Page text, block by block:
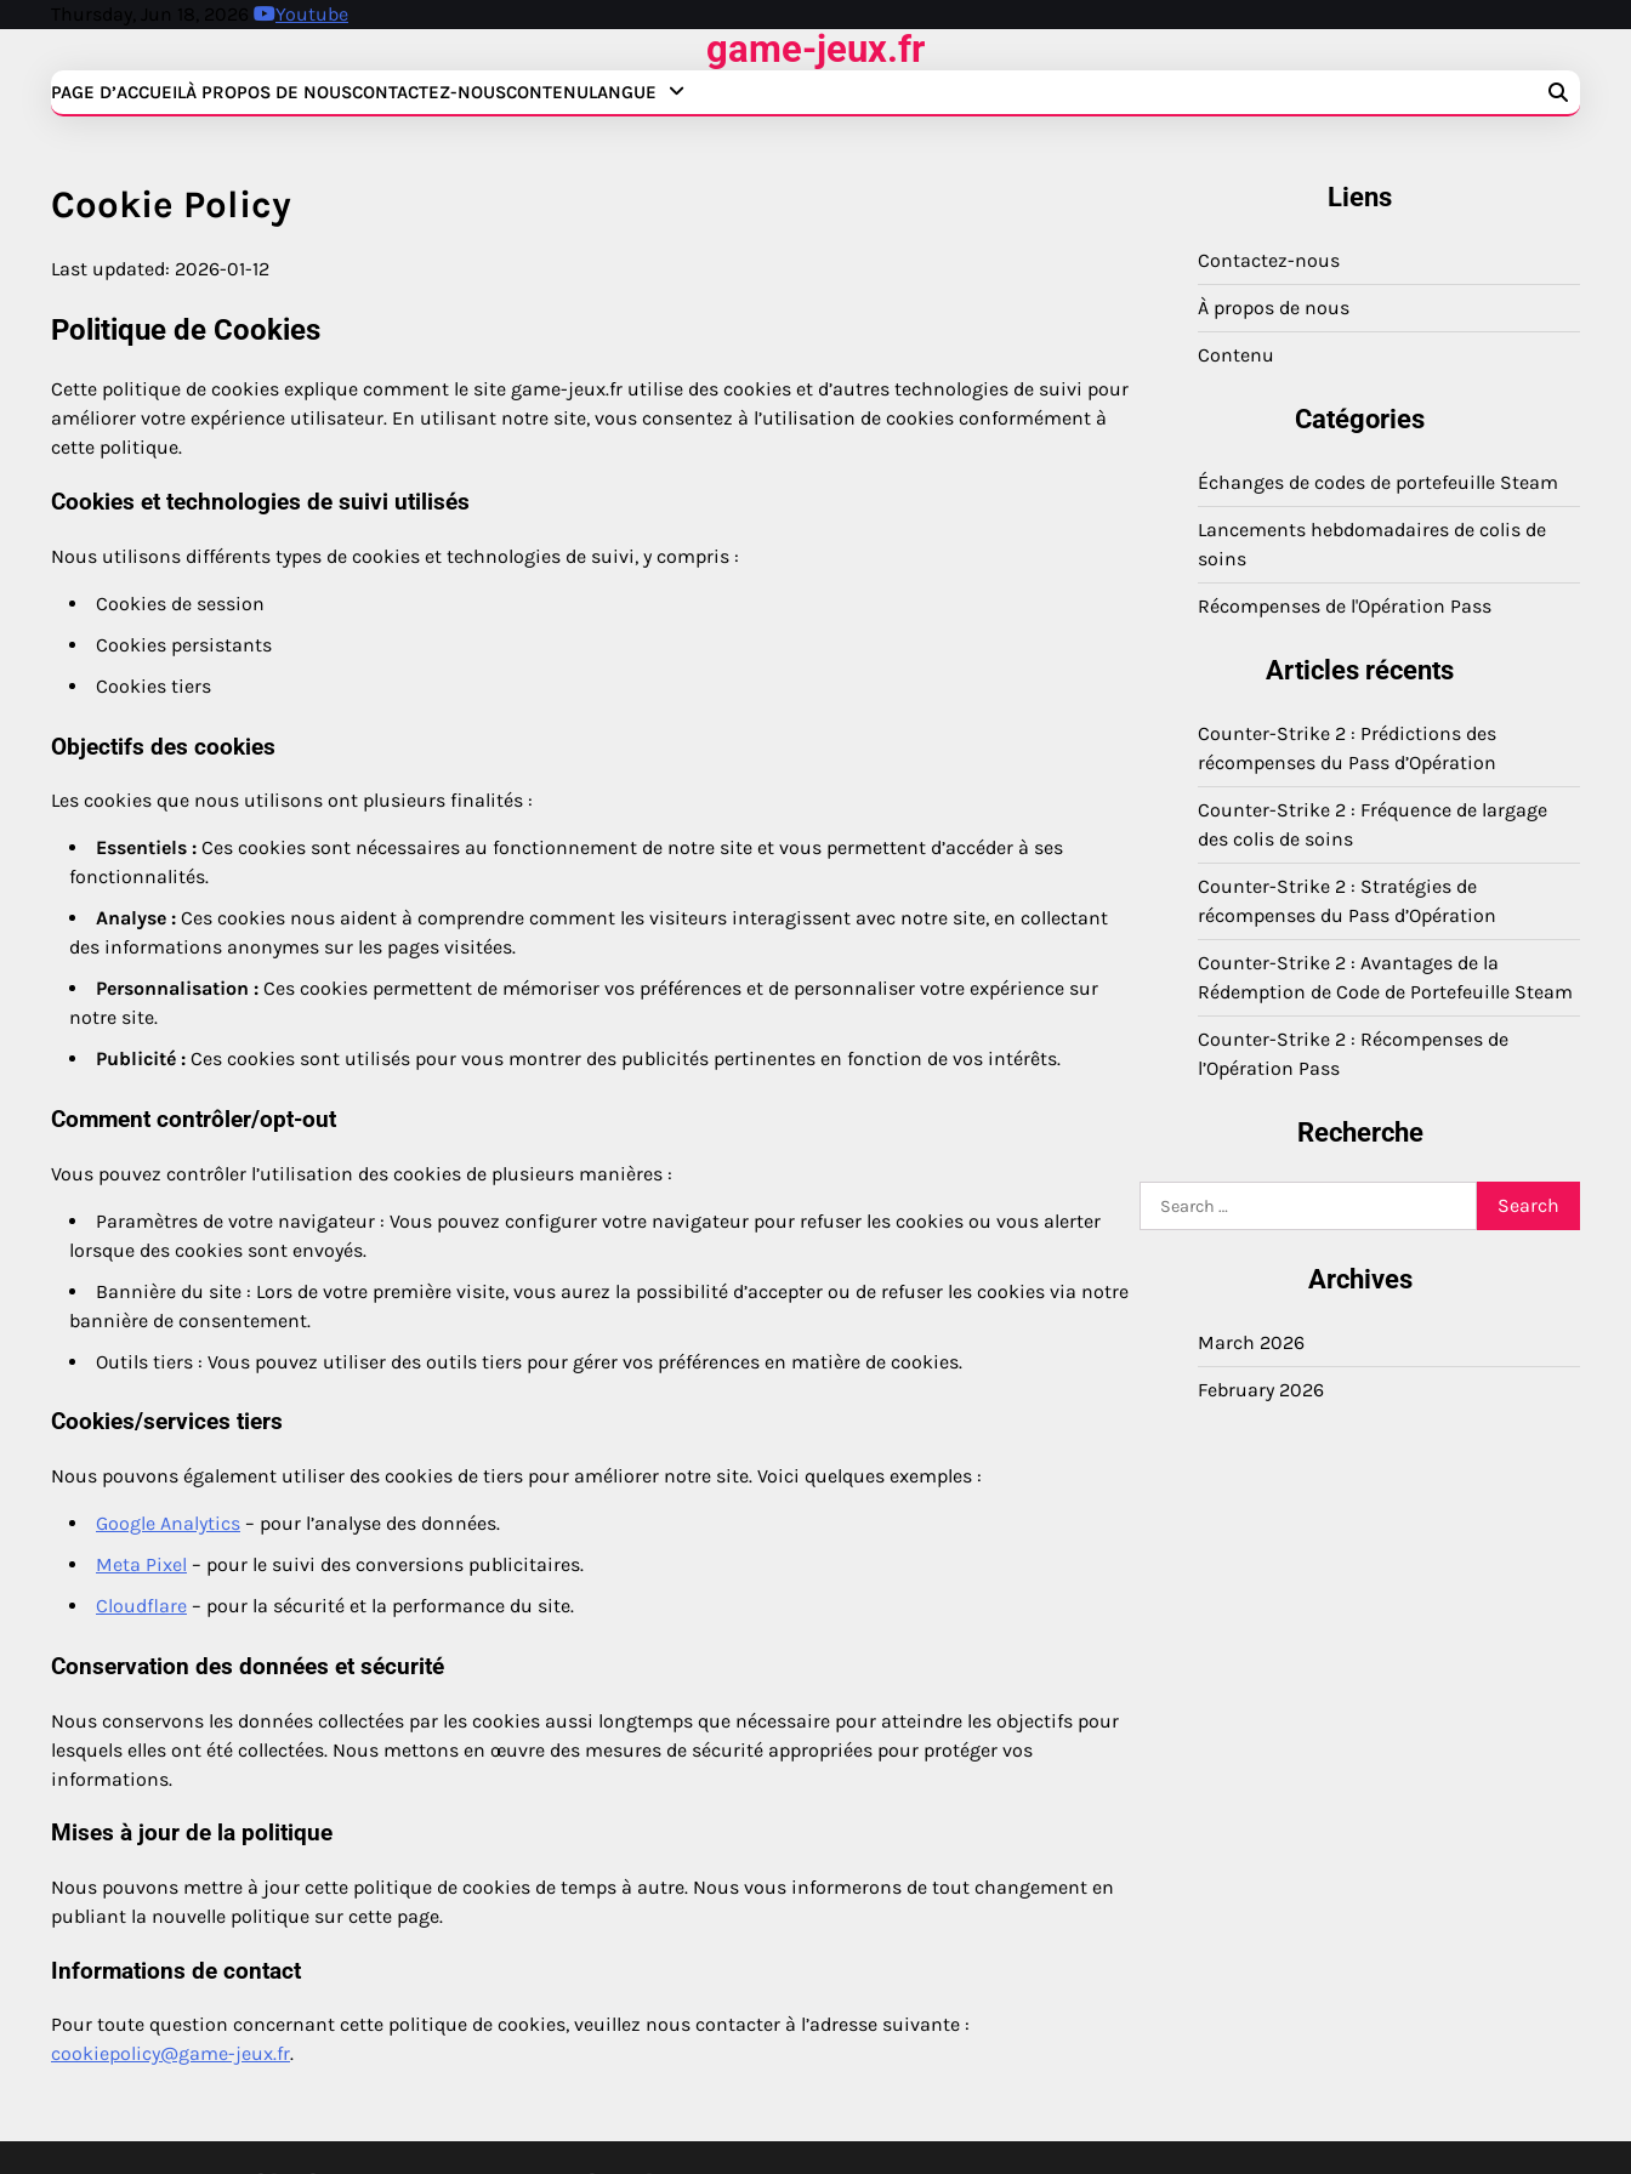
Thursday, Jun 18, 2026 Youtube
game-jeux.fr
PAGE D’ACCUEILÀ PROPOS DE NOUSCONTACTEZ-NOUSCONTENULANGUE
Cookie Policy
Last updated: 2026-01-12
Politique de Cookies
Cette politique de cookies explique comment le site game-jeux.fr utilise des cookies et d’autres technologies de suivi pour
améliorer votre expérience utilisateur. En utilisant notre site, vous consentez à l’utilisation de cookies conformément à
cette politique.
Cookies et technologies de suivi utilisés
Nous utilisons différents types de cookies et technologies de suivi, y compris :
Cookies de session
Cookies persistants
Cookies tiers
Objectifs des cookies
Les cookies que nous utilisons ont plusieurs finalités :
Essentiels : Ces cookies sont nécessaires au fonctionnement de notre site et vous permettent d’accéder à ses
fonctionnalités.
Analyse : Ces cookies nous aident à comprendre comment les visiteurs interagissent avec notre site, en collectant
des informations anonymes sur les pages visitées.
Personnalisation : Ces cookies permettent de mémoriser vos préférences et de personnaliser votre expérience sur
notre site.
Publicité : Ces cookies sont utilisés pour vous montrer des publicités pertinentes en fonction de vos intérêts.
Comment contrôler/opt-out
Vous pouvez contrôler l’utilisation des cookies de plusieurs manières :
Paramètres de votre navigateur : Vous pouvez configurer votre navigateur pour refuser les cookies ou vous alerter
lorsque des cookies sont envoyés.
Bannière du site : Lors de votre première visite, vous aurez la possibilité d’accepter ou de refuser les cookies via notre
bannière de consentement.
Outils tiers : Vous pouvez utiliser des outils tiers pour gérer vos préférences en matière de cookies.
Cookies/services tiers
Nous pouvons également utiliser des cookies de tiers pour améliorer notre site. Voici quelques exemples :
Google Analytics – pour l’analyse des données.
Meta Pixel – pour le suivi des conversions publicitaires.
Cloudflare – pour la sécurité et la performance du site.
Conservation des données et sécurité
Nous conservons les données collectées par les cookies aussi longtemps que nécessaire pour atteindre les objectifs pour
lesquels elles ont été collectées. Nous mettons en œuvre des mesures de sécurité appropriées pour protéger vos
informations.
Mises à jour de la politique
Nous pouvons mettre à jour cette politique de cookies de temps à autre. Nous vous informerons de tout changement en
publiant la nouvelle politique sur cette page.
Informations de contact
Pour toute question concernant cette politique de cookies, veuillez nous contacter à l’adresse suivante :
cookiepolicy@game-jeux.fr.
Liens
Contactez-nous
À propos de nous
Contenu
Catégories
Échanges de codes de portefeuille Steam
Lancements hebdomadaires de colis de
soins
Récompenses de l'Opération Pass
Articles récents
Counter-Strike 2 : Prédictions des
récompenses du Pass d’Opération
Counter-Strike 2 : Fréquence de largage
des colis de soins
Counter-Strike 2 : Stratégies de
récompenses du Pass d’Opération
Counter-Strike 2 : Avantages de la
Rédemption de Code de Portefeuille Steam
Counter-Strike 2 : Récompenses de
l’Opération Pass
Recherche
for:
Archives
March 2026
February 2026